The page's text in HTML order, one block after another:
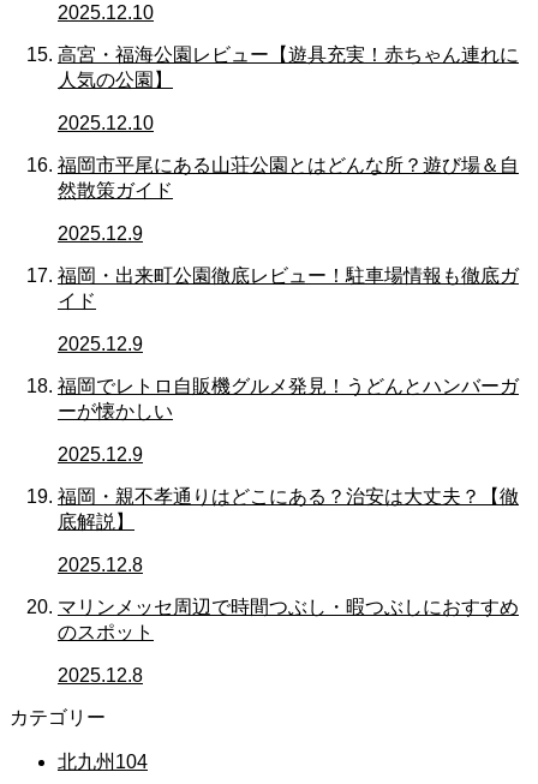
2025.12.10
高宮・福海公園レビュー【遊具充実！赤ちゃん連れに
人気の公園】
2025.12.10
福岡市平尾にある山荘公園とはどんな所？遊び場＆自
然散策ガイド
2025.12.9
福岡・出来町公園徹底レビュー！駐車場情報も徹底ガ
イド
2025.12.9
福岡でレトロ自販機グルメ発見！うどんとハンバーガ
ーが懐かしい
2025.12.9
福岡・親不孝通りはどこにある？治安は大丈夫？【徹
底解説】
2025.12.8
マリンメッセ周辺で時間つぶし・暇つぶしにおすすめ
のスポット
2025.12.8
カテゴリー
北九州 104